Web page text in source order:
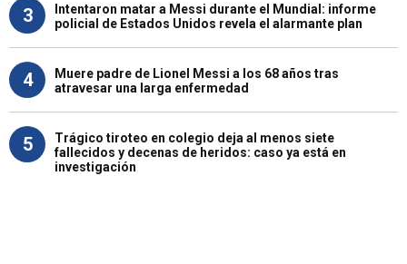
3
Intentaron matar a Messi durante el Mundial: informe
policial de Estados Unidos revela el alarmante plan
4
Muere padre de Lionel Messi a los 68 años tras
atravesar una larga enfermedad
5
Trágico tiroteo en colegio deja al menos siete
fallecidos y decenas de heridos: caso ya está en
investigación